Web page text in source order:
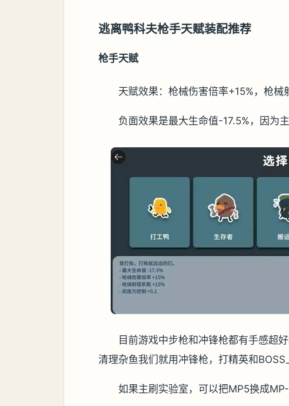
逃离鸭科夫枪手天赋装配推荐
枪手天赋
天赋效果：枪械伤害倍率+15%，枪械
负面效果是最大生命值-17.5%，因为
目前游戏中步枪和冲锋枪都有手感超
清理杂鱼我们就用冲锋枪，打精英和BOSS
如果主刷实验室，可以把MP5换成